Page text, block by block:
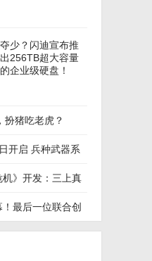
夺少？闪迪宣布推
出256TB超大容量
的企业级硬盘！
扮猪吃老虎？
开启 兵种武器系
》开发：三上真
最后一位联合创